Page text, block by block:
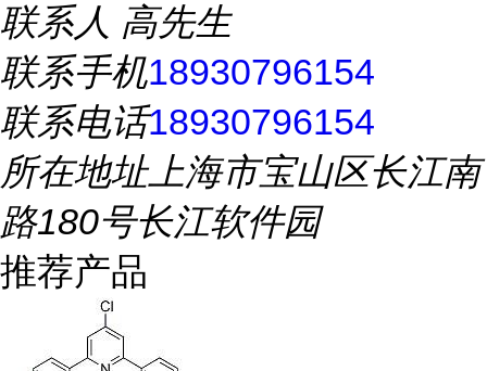
联系人 高先生
联系手机18930796154
联系电话18930796154
所在地址上海市宝山区长江南
路180号长江软件园
推荐产品